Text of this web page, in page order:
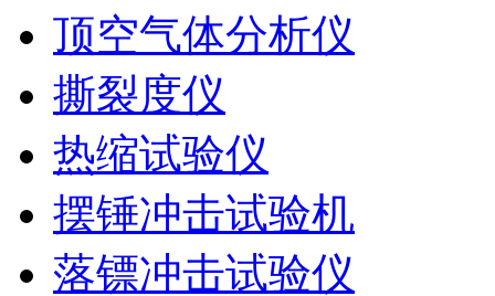
顶空气体分析仪
撕裂度仪
热缩试验仪
摆锤冲击试验机
落镖冲击试验仪